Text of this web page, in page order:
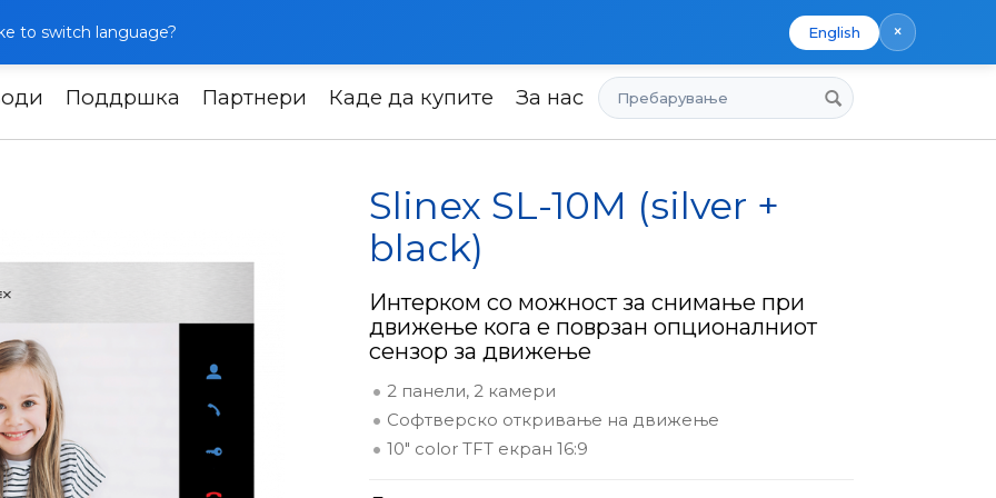
to switch language? English ×
Поддршка Партнери Каде да купите За нас Пребарување
Slinex SL-10M (silver + black)
Slinex SL-10M (silver +
black)
Интерком со можност за снимање при
движење кога е поврзан опционалниот
сензор за движење
2 панели, 2 камери
Софтверско откривање на движење
10" color TFT екран 16:9